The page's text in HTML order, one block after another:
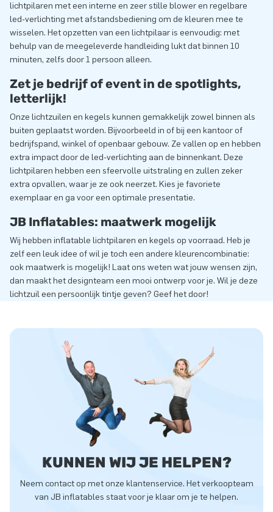
lichtpilaren met een interne en zeer stille blower en regelbare
led-verlichting met afstandsbediening om de kleuren mee te
wisselen. Het opzetten van een lichtpilaar is eenvoudig: met
behulp van de meegeleverde handleiding lukt dat binnen 10
minuten, zelfs door 1 persoon alleen.
Zet je bedrijf of event in de spotlights,
letterlijk!
Onze lichtzuilen en kegels kunnen gemakkelijk zowel binnen als
buiten geplaatst worden. Bijvoorbeeld in of bij een kantoor of
bedrijfspand, winkel of openbaar gebouw. Ze vallen op en hebben
extra impact door de led-verlichting aan de binnenkant. Deze
lichtpilaren hebben een sfeervolle uitstraling en zullen zeker
extra opvallen, waar je ze ook neerzet. Kies je favoriete
exemplaar en ga voor een optimale presentatie.
JB Inflatables: maatwerk mogelijk
Wij hebben inflatable lichtpilaren en kegels op voorraad. Heb je
zelf een leuk idee of wil je toch een andere kleurencombinatie:
ook maatwerk is mogelijk! Laat ons weten wat jouw wensen zijn,
dan maakt het designteam een mooi ontwerp voor je. Wil je deze
lichtzuil een persoonlijk tintje geven? Geef het door!
KUNNEN WIJ JE HELPEN?
Neem contact op met onze klantenservice. Het verkoopteam
van JB inflatables staat voor je klaar om je te helpen.